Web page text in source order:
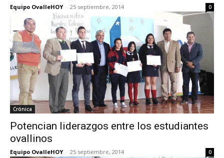
Equipo OvalleHOY - 25 septiembre, 2014 0
Crónica
Potencian liderazgos entre los estudiantes
ovallinos
Equipo OvalleHOY - 25 septiembre, 2014 0